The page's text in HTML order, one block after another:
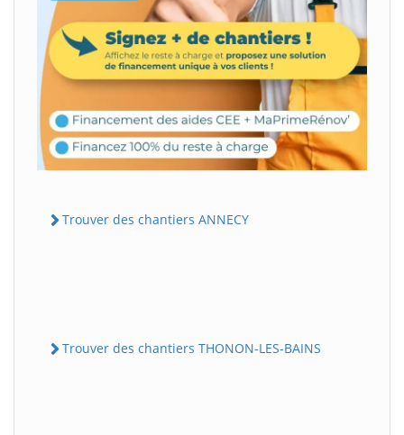
Trouver des chantiers ANNECY
Trouver des chantiers THONON-LES-BAINS